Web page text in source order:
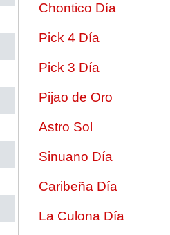
Chontico Día
Pick 4 Día
Pick 3 Día
Pijao de Oro
Astro Sol
Sinuano Día
Caribeña Día
La Culona Día